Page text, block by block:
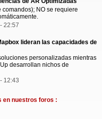
NO se requiere
22:57
lideran las capacidades de
personalizadas mientras
desarrollan nichos de
12:43
en nuestros foros :